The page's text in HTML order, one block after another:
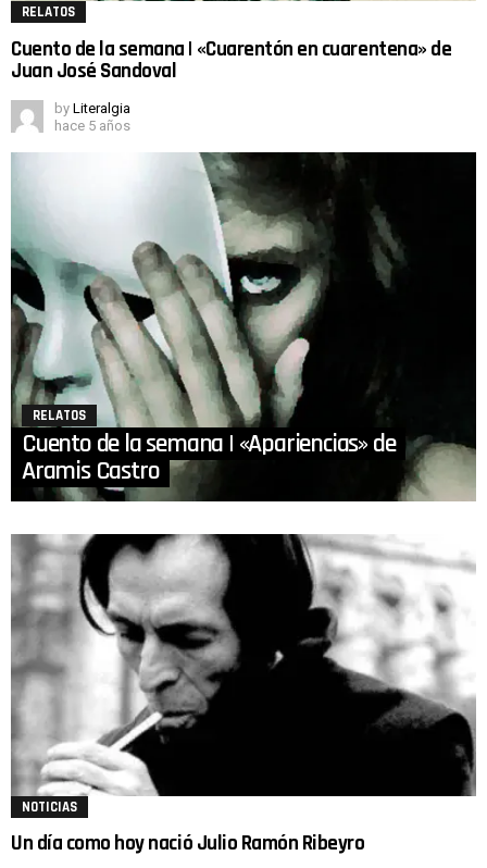
RELATOS
Cuento de la semana | «Cuarentón en cuarentena» de
Juan José Sandoval
by Literalgia
hace 5 años
RELATOS
Cuento de la semana | «Apariencias» de
Aramis Castro
NOTICIAS
Un día como hoy nació Julio Ramón Ribeyro